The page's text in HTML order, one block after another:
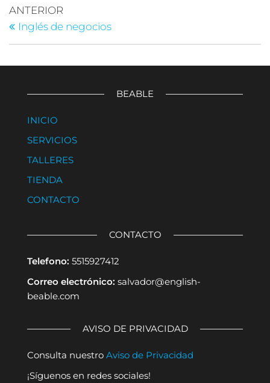
Navegación
de
entradas
Entrada
anterior
ANTERIOR
Inglés de negocios
BEABLE
INICIO
SERVICIOS
TALLERES
TIENDA
CONTACTO
CONTACTO
Telefono: 5515927412
Correo electrónico: salvador@english-
beable.com
AVISO DE PRIVACIDAD
Consulta nuestro Aviso de Privacidad
¡Síguenos en redes sociales!